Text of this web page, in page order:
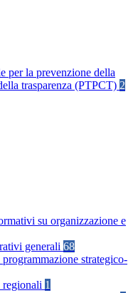
per la prevenzione della
trasparenza (PTPCT) 2
su organizzazione e
generali 68
strategico-
regionali 1